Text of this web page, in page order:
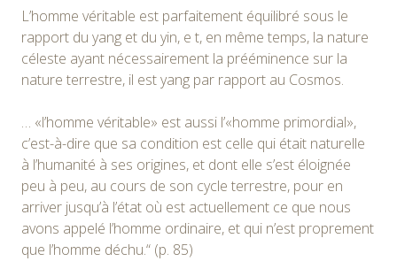
L’homme véritable est parfaitement équilibré sous le
rapport du yang et du yin, e t, en même temps, la nature
céleste ayant nécessairement la prééminence sur la
nature terrestre, il est yang par rapport au Cosmos.
… «l’homme véritable» est aussi l’«homme primordial»,
c’est-à-dire que sa condition est celle qui était naturelle
à l’humanité à ses origines, et dont elle s’est éloignée
peu à peu, au cours de son cycle terrestre, pour en
arriver jusqu’à l’état où est actuellement ce que nous
avons appelé l’homme ordinaire, et qui n’est proprement
que l’homme déchu.“ (p. 85)